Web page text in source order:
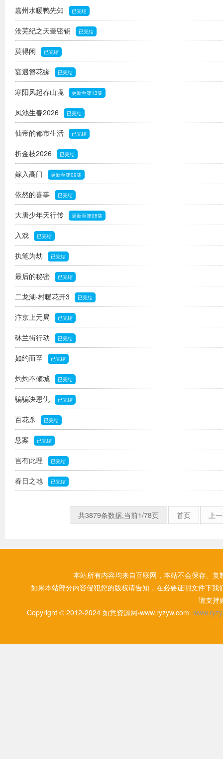
嘉州水暖鸭先知 已完结
沧芜纪之天奎密钥 已完结
莫得闲 已完结
宴遇簪花缘 已完结
寒阳风起春山境 更新至第13集
凤池生春2026 已完结
仙帝的都市生活 已完结
折金枝2026 已完结
嫁入高门 更新至第09集
依然的喜事 已完结
大唐少年天行传 更新至第08集
入戏 已完结
执笔为劫 已完结
最后的秘密 已完结
二龙湖·村暖花开3 已完结
汴京上元局 已完结
砵兰街行动 已完结
如约而至 已完结
灼灼不倾城 已完结
骗骗决恩仇 已完结
百花杀 已完结
悬案 已完结
岂有此理 已完结
春日之地 已完结
共3879条数据,当前1/78页 首页 上
本站所有内容均来自互联网，本站不会保存、
如果本站部分内容侵犯您的版权请告知，在必要证明文件下
请支持
Copyright © 2012-2024 如意资源网-www.ryzyw.com